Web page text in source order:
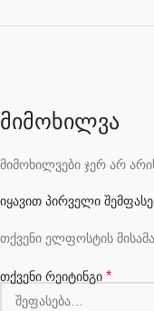
მიმოხილვა
მიმოხილვები ჯერ არ
იყავით პირველი
თქვენი ელფოსტის
თქვენი რეიტინგი *